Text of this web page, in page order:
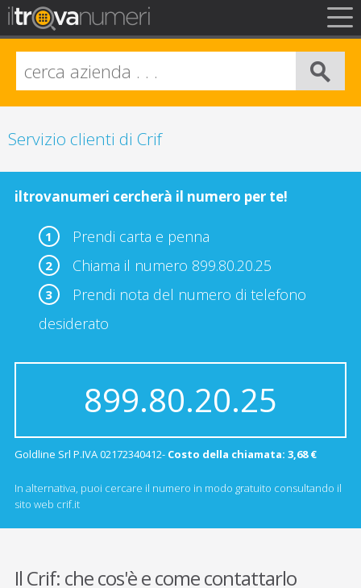
FAQ
Privacy
Info Legali
Servizio clienti di Crif
iltrovanumeri cercherà il numero per te!
1 Prendi carta e penna
2 Chiama il numero 899.80.20.25
3
Prendi nota del numero di telefono
desiderato
899.80.20.25
Goldline Srl P.IVA 02172340412- Costo della chiamata: 3,68 €
In alternativa, puoi cercare il numero in modo gratuito consultando il
sito web crif.it
Il Crif: che cos'è e come contattarlo